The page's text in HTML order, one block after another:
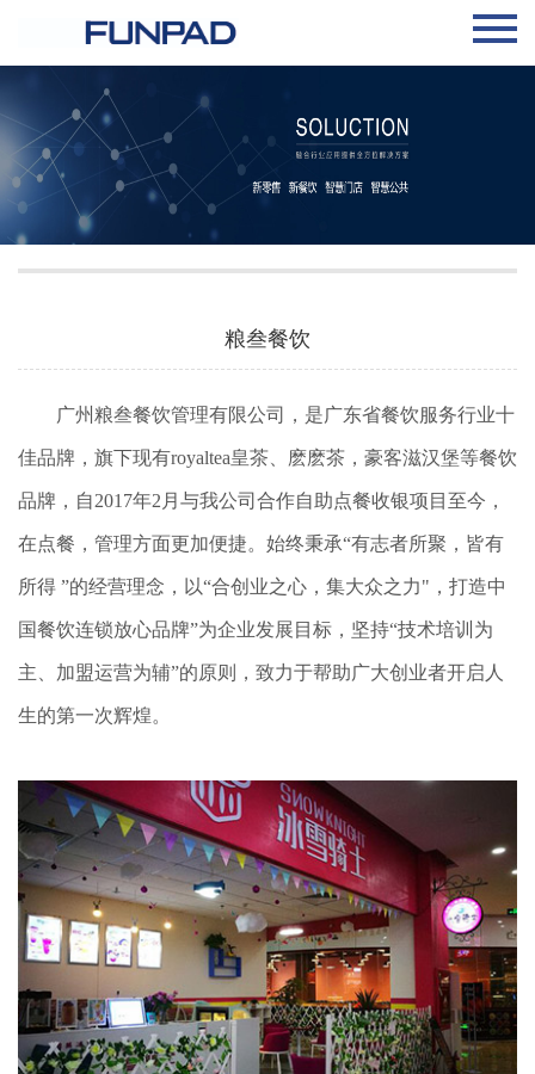
粮叁餐饮
广州粮叁餐饮管理有限公司，是广东省餐饮服务行业十
佳品牌，旗下现有royaltea皇茶、麽麽茶，豪客滋汉堡等餐饮
品牌，自2017年2月与我公司合作自助点餐收银项目至今，
在点餐，管理方面更加便捷。始终秉承“有志者所聚，皆有
所得 ”的经营理念，以“合创业之心，集大众之力"，打造中
国餐饮连锁放心品牌”为企业发展目标，坚持“技术培训为
主、加盟运营为辅”的原则，致力于帮助广大创业者开启人
生的第一次辉煌。